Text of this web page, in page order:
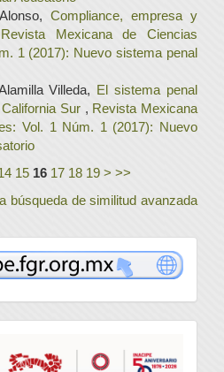
Compliance, empresa y
Revista Mexicana de Ciencias
1 (2017): Nuevo sistema penal
Villeda, El sistema penal
Sur , Revista Mexicana
Vol. 1 Núm. 1 (2017): Nuevo
15 16 17 18 19 > >>
búsqueda de similitud avanzada